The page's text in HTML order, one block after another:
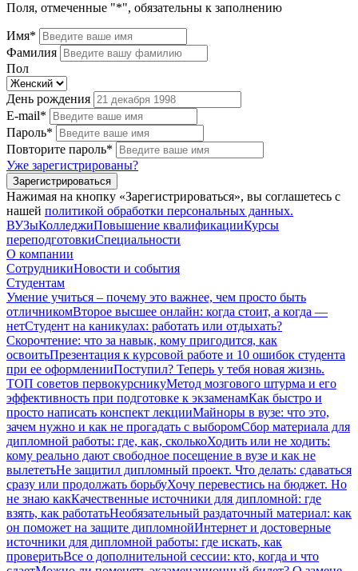
Поля, отмеченные "*", обязательны к заполнению
Имя*
Фамилия
Пол
День рождения
E-mail*
Пароль*
Повторите пароль*
Уже зарегистрированы?
Зарегистрироваться
Нажимая на кнопку «Зарегистрироваться», вы соглашетесь с
нашей политикой обработки персональных данных.
ВУЗыКолледжиПовышение квалификацииКурсы
переподготовкиСпециальности
О компании
СотрудникиНовости и события
Студентам
Умение учиться – почему это важнее, чем просто быть
отличникомВторое высшее онлайн: когда стоит, а когда —
нетСтудент на каникулах: работать или отдыхать?
Скорочтение: что за навык, кому пригодится, как
освоитьПрезентация к курсовой работе и 10 ошибок студента
при ее оформленииПоступил? Теперь у тебя новая жизнь.
ТОП советов первокурсникуМетод мозгового штурма и его
эффективность при подготовке к экзаменамКак быстро и
просто написать конспект лекцииМайноры в вузе: что это,
зачем нужно и как не прогадать с выборомСбор материала для
дипломной работы: где, как, сколькоХодить или не ходить:
кому реально дают свободное посещение в вузе и как не
вылететьНе защитил дипломный проект. Что делать: сдаваться
сразу или продолжать борьбуХочу перевестись на бюджет. Но
не знаю какКачественные источники для дипломной: где
взять, как работатьНеобязательный раздаточный материал: как
он поможет на защите дипломнойИнтернет и достоверные
источники для дипломной работы: где искать, как
проверитьВсе о дополнительной сессии: кто, когда и что